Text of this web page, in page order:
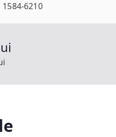
6210